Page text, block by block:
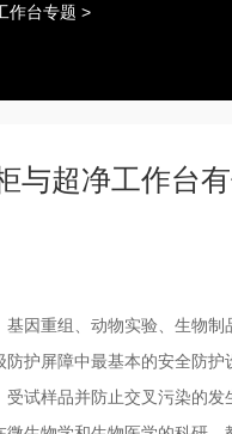
作台专题 >
与超净工作台
因重组、动物实验、生物
护屏障中最基本的安全防
试样品并防止交叉污染的